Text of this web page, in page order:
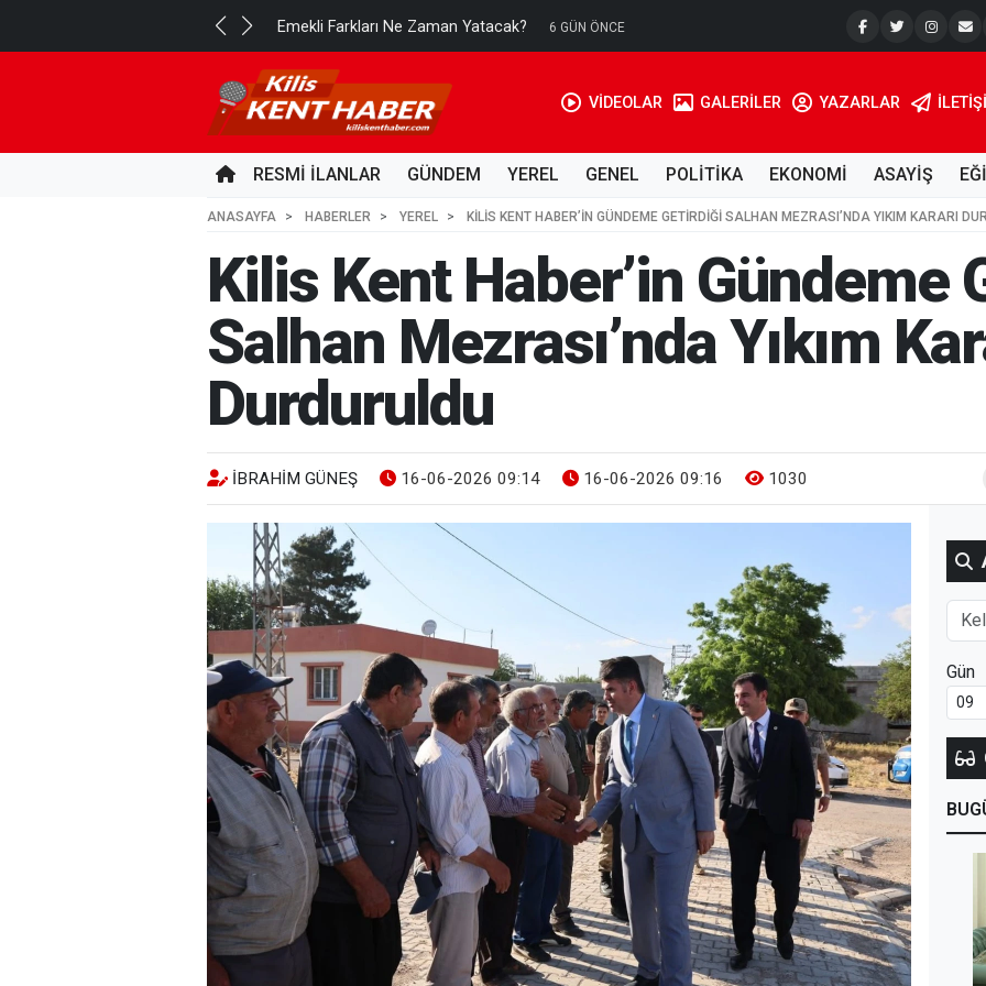
Emekli Farkları Ne Zaman Yatacak? 6 GÜN ÖNCE
VİDEOLAR GALERİLER YAZARLAR
RESMİ İLANLAR GÜNDEM YEREL GENEL POLİTİKA EKONOMİ ASAYİŞ
ANASAYFA HABERLER YEREL KILIS KENT HABER’IN GÜNDEME GETIRDIĞI SALHAN MEZRASI’NDA YIKIM KARARI
Kilis Kent Haber’in Gündeme
Salhan Mezrası’nda Yıkım
Durduruldu
İBRAHIM GÜNEŞ 16-06-2026 09:14 16-06-2026 09:16 1030
Gün